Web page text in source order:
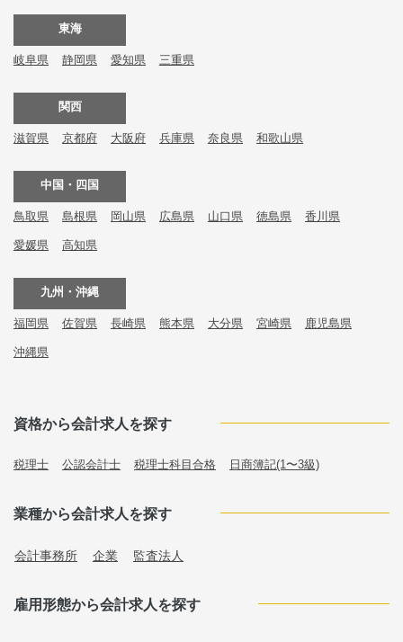
東海
岐阜県 静岡県 愛知県 三重県
関西
滋賀県 京都府 大阪府 兵庫県 奈良県 和歌山県
中国・四国
鳥取県 島根県 岡山県 広島県 山口県 徳島県 香川県
愛媛県 高知県
九州・沖縄
福岡県 佐賀県 長崎県 熊本県 大分県 宮崎県 鹿児島県
沖縄県
資格から会計求人を探す
税理士 公認会計士 税理士科目合格 日商簿記(1〜3級)
業種から会計求人を探す
会計事務所 企業 監査法人
雇用形態から会計求人を探す